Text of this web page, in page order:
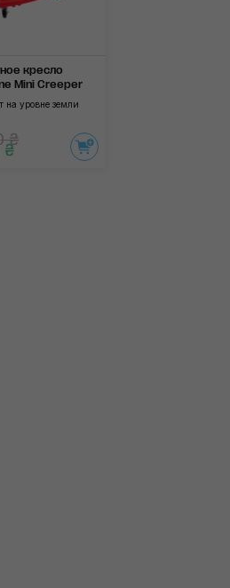
кресло
Mini Creeper
на уровне земли
₴
₴